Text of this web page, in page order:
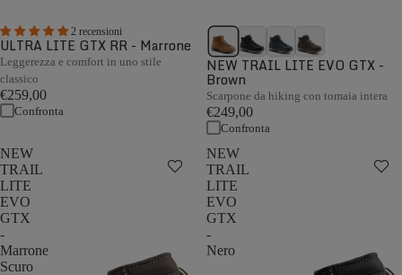
2 recensioni
ULTRA LITE GTX RR - Marrone
Leggerezza e comfort in uno stile
classico
€259,00
Confronta
NEW TRAIL LITE EVO GTX -
Brown
Scarpone da hiking con tomaia intera
€249,00
Confronta
NEW
TRAIL
LITE
EVO
GTX
-
Marrone
Scuro
NEW
TRAIL
LITE
EVO
GTX
-
Nero